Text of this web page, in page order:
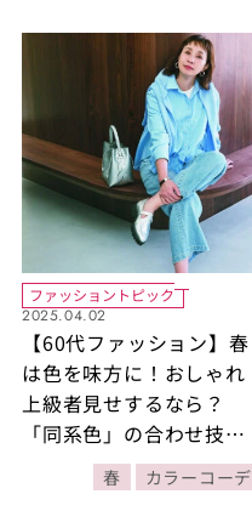
ファッショントピック
2025.04.02
【60代ファッション】春
は色を味方に！おしゃれ
上級者見せするなら？
「同系色」の合わせ技に
注目！【春のカラーアイ
テムの取り入れ方、教え
春 カラーコーデ